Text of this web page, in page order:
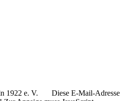
1922 e. V.
Diese E-Mail-Adresse